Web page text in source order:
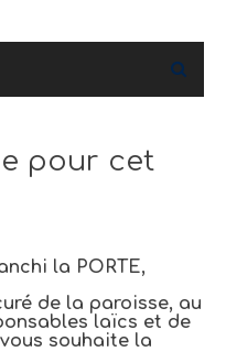
pour cet
la PORTE,
de la paroisse, au
laïcs et de
souhaite la